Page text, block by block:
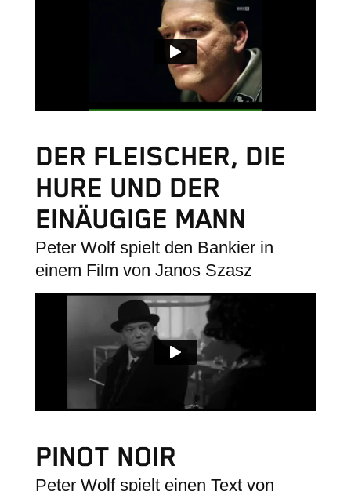
DER FLEISCHER, DIE
HURE UND DER
EINÄUGIGE MANN
Peter Wolf spielt den Bankier in
einem Film von Janos Szasz
PINOT NOIR
Peter Wolf spielt einen Text von